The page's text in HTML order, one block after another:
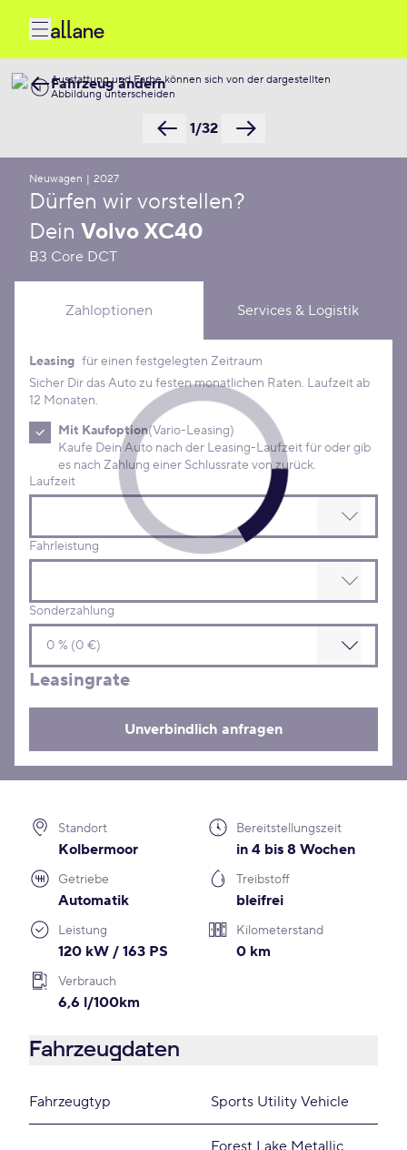
Ausstattung und Farbe können sich von der dargestellten
Abbildung unterscheiden
1/32
Fahrzeug ändern
Neuwagen | 2027
Dürfen wir vorstellen?
Dein Volvo XC40
B3 Core DCT
Zahloptionen Services & Logistik
Leasing Konditionen
Leasing für einen festgelegten Zeitraum
Sicher Dir das Auto zu festen monatlichen Raten. Laufzeit ab
12 Monaten.
Mit Kaufoption(Vario-Leasing)
Kaufe Dein Auto nach der Leasing-Laufzeit für oder gib
es nach Zahlung einer Schlussrate von zurück.
Laufzeit
Fahrleistung
Sonderzahlung
Leasingrate
Unverbindlich anfragen
Standort
Kolbermoor
Bereitstellungszeit
in 4 bis 8 Wochen
Getriebe
Automatik
Treibstoff
bleifrei
Leistung
120 kW / 163 PS
Kilometerstand
0 km
Verbrauch
6,6 l/100km
Fahrzeugdaten
Fahrzeugtyp Sports Utility Vehicle
Forest Lake Metallic